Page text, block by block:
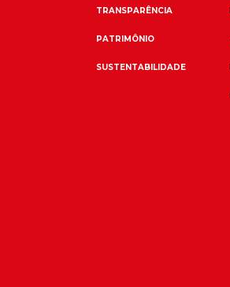
TRANSPARÊNCIA
PATRIMÔNIO
SUSTENTABILIDADE